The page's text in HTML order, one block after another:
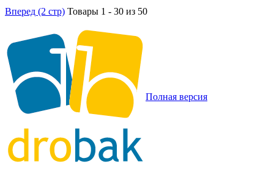
Вперед (2 стр) Товары 1 - 30 из 50
Полная версия